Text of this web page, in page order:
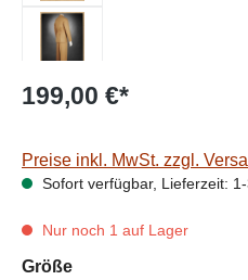
199,00 €*
Preise inkl. MwSt. zzgl.
Sofort verfügbar, Lieferzeit:
Nur noch 1 auf Lager
Größeauswählen